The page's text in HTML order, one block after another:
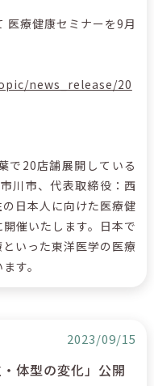
医療健康セミナーを9月
news_release/20
で20店舗展開している
川市、代表取締役：西
日本人に向けた医療健
催いたします。日本で
いった東洋医学の医療
す。
2023/09/15
体型の変化」公開